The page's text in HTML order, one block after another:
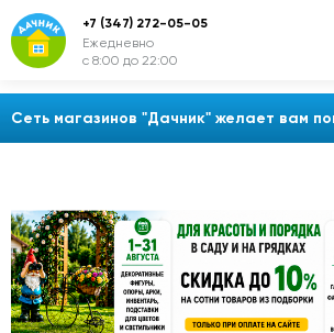
Сеть магазинов "Дачник" желает вам
+7 (347) 272-05-05
Ежедневно
с 8:00 до 22:00